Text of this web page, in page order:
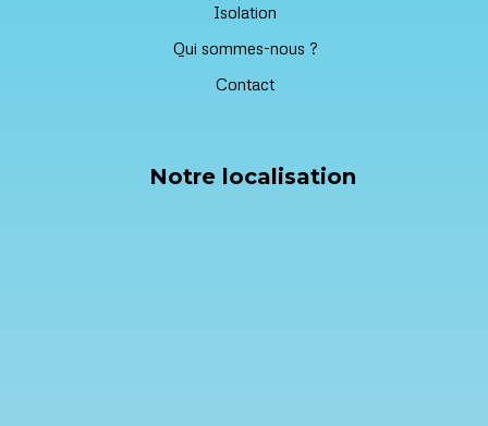
Isolation
Qui sommes-nous ?
Contact
Notre localisation